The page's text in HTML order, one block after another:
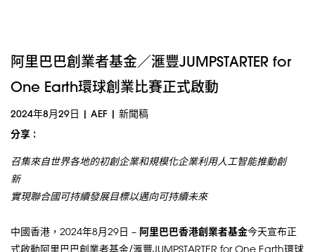
阿里巴巴創業者基金／滙豐JUMPSTARTER for
One Earth環球創業比賽正式啟動
2024年8月29日 | AEF | 新聞稿
分享 :
召集來自世界各地的初創企業和規模化企業利用人工智能推動創
新
實現聯合國可持續發展目標以邁向可持續未來
中國香港，2024年8月29日 – 阿里巴巴香港創業者基金今天宣布正
式啟動阿里巴巴創業者基金/滙豐JUMPSTARTER for One Earth環球